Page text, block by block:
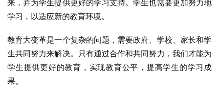
来，并为学生提供更好的学习支持。学生也需要更加努力地
学习，以适应新的教育环境。
教育大变革是一个复杂的问题，需要政府、学校、家长和学
生共同努力来解决。只有通过合作和共同努力，我们才能为
学生提供更好的教育，实现教育公平，提高学生的学习成
果。